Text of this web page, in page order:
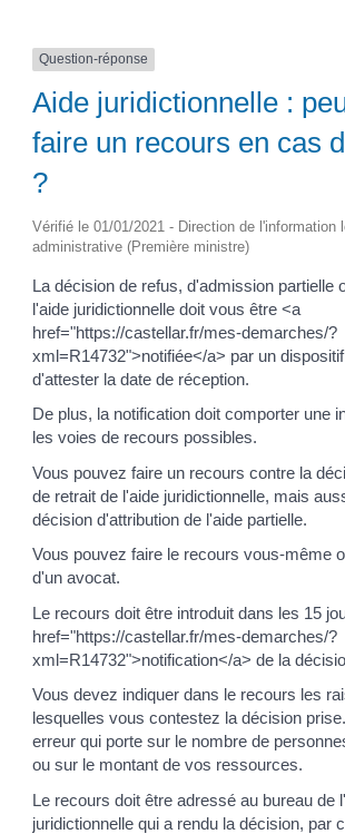
Question-réponse
Aide juridictionnelle :
faire un recours en cas
?
Vérifié le 01/01/2021 - Direction de l'information
administrative (Première ministre)
La décision de refus, d'admission partielle
l'aide juridictionnelle doit vous être <a
href="https://castellar.fr/mes-demarches/?
xml=R14732">notifiée</a> par un
d'attester la date de réception.
De plus, la notification doit comporter une
les voies de recours possibles.
Vous pouvez faire un recours contre la
de retrait de l'aide juridictionnelle, mais
décision d'attribution de l'aide partielle.
Vous pouvez faire le recours vous-même
d'un avocat.
Le recours doit être introduit dans les 15
href="https://castellar.fr/mes-demarches/?
xml=R14732">notification</a> de la
Vous devez indiquer dans le recours les
lesquelles vous contestez la décision
erreur qui porte sur le nombre de
ou sur le montant de vos ressources.
Le recours doit être adressé au bureau de
juridictionnelle qui a rendu la décision, par